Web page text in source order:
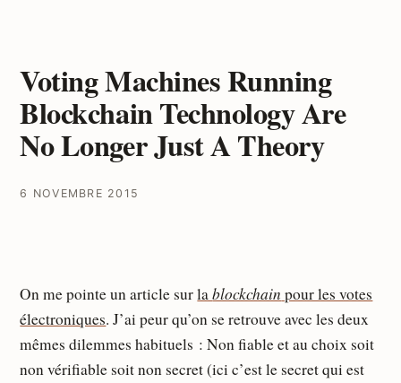
Voting Machines Running
Blockchain Technology Are
No Longer Just A Theory
6 NOVEMBRE 2015
On me pointe un article surlablockchain pour les votes
électroniques. J’ai peur qu’on se retrouve avec les deux
mêmes dilemmes habituels : Non fiable et au choix soit
non vérifiable soit non secret (ici c’est le secret qui est